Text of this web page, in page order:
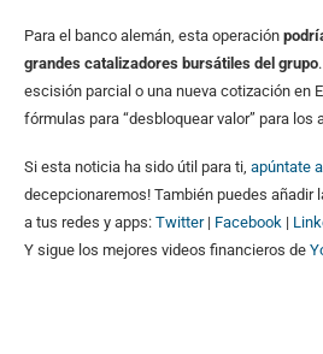
Para el banco alemán, esta operación
grandes catalizadores bursátiles del grupo
escisión parcial o una nueva cotización en
fórmulas para “desbloquear valor” para los
Si esta noticia ha sido útil para ti, apúntate
decepcionaremos! También puedes añadir
a tus redes y apps: Twitter| Facebook |
Y sigue los mejores videos financieros de